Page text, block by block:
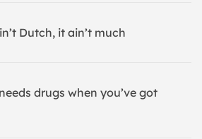
Dutch, it ain’t much
drugs when you’ve got